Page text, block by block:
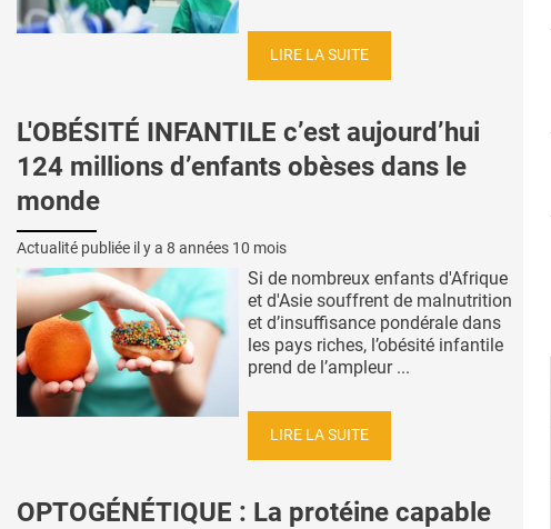
LIRE LA SUITE
L'OBÉSITÉ INFANTILE c’est aujourd’hui
124 millions d’enfants obèses dans le
monde
Actualité publiée il y a 8 années 10 mois
Si de nombreux enfants d'Afrique
et d'Asie souffrent de malnutrition
et d’insuffisance pondérale dans
les pays riches, l’obésité infantile
prend de l’ampleur ...
LIRE LA SUITE
OPTOGÉNÉTIQUE : La protéine capable